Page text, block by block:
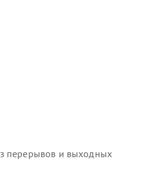
перерывов и выходных